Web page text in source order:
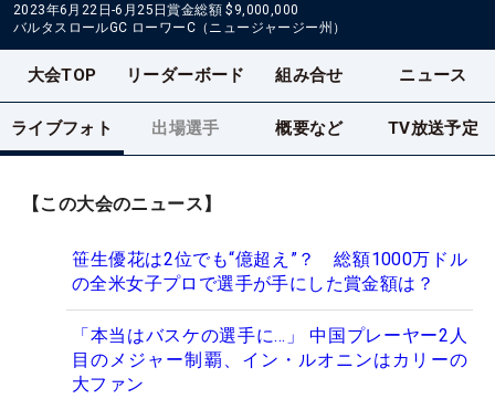
2023年6月22日-6月25日賞金総額 $9,000,000
バルタスロールGC ローワーC（ニュージャージー州）
大会TOP リーダーボード 組み合せ ニュース
ライブフォト 出場選手 概要など TV放送予定
【この大会のニュース】
笹生優花は2位でも“億超え”？ 総額1000万ドル
の全米女子プロで選手が手にした賞金額は？
「本当はバスケの選手に…」 中国プレーヤー2人
目のメジャー制覇、イン・ルオニンはカリーの
大ファン